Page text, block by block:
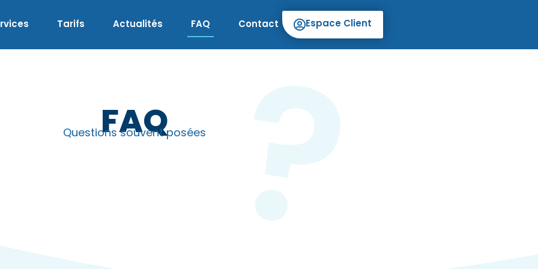
Tarifs Actualités FAQ Contact Espace Client
FAQ
Questions souvent posées